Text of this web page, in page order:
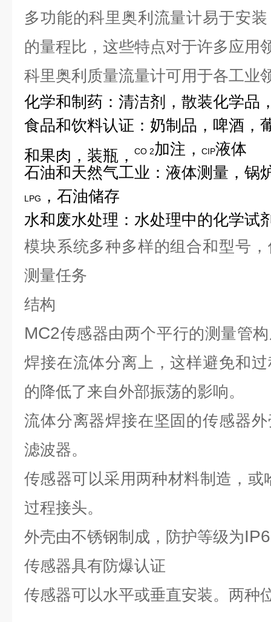
多功能的科里奥利流量计易于安
的量程比，这些特点对于许多应用
科里奥利质量流量计可用于各工业
化学和制药：清洁剂，散装化学品
食品和饮料认证：奶制品，啤酒，
和果肉，装瓶， CO 2加注， CIP液体
石油和天然气工业：液体测量，锅
LPG
，石油储存
水和废水处理：水处理中的化学试
模块系统多种多样的组合和型号
测量任务
结构
MC2传感器由两个平行的测量管
焊接在流体分离上，这样避免和
的降低了来自外部振荡的影响。
流体分离器焊接在坚固的传感器
滤波器。
传感器可以采用两种材料制造， 或
过程接头。
外壳由不锈钢制成，防护等级为
传感器具有防爆认证
传感器可以水平或垂直安装。两种